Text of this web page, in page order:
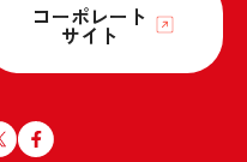
コーポレート
サイト